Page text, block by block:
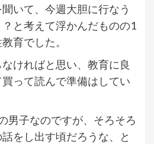
いて、今週大胆に行なう
と考えて浮かんだものの1
育でした。
ければと思い、教育に良
って読んで準備はしてい
男子なのですが、そろそろ
をし出す頃だろうな、と